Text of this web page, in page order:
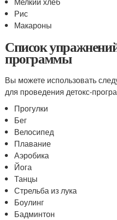
Рис
Макароны
Список
программы
Вы можете использовать
для проведения детокс-
Прогулки
Бег
Велосипед
Плавание
Аэробика
Йога
Танцы
Стрельба из лука
Боулинг
Бадминтон